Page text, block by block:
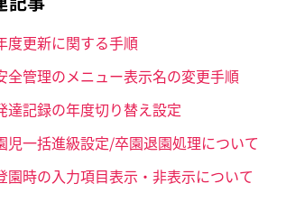
度更新に関する手順
全管理のメニュー表示名の変更手順
達記録の年度切り替え設定
児一括進級設定/卒園退園処理について
園時の入力項目表示・非表示について